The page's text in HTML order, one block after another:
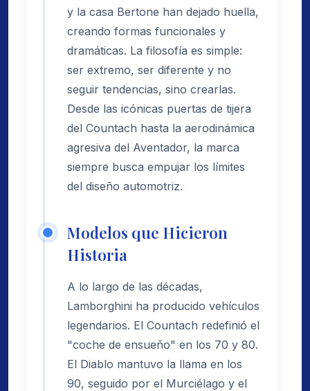
y la casa Bertone han dejado huella,
creando formas funcionales y
dramáticas. La filosofía es simple:
ser extremo, ser diferente y no
seguir tendencias, sino crearlas.
Desde las icónicas puertas de tijera
del Countach hasta la aerodinámica
agresiva del Aventador, la marca
siempre busca empujar los límites
del diseño automotriz.
Modelos que Hicieron
Historia
A lo largo de las décadas,
Lamborghini ha producido vehículos
legendarios. El Countach redefinió el
"coche de ensueño" en los 70 y 80.
El Diablo mantuvo la llama en los
90, seguido por el Murciélago y el